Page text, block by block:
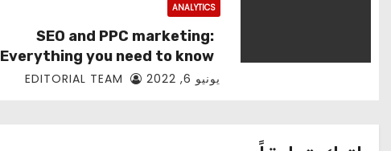
ANALYTICS
SEO and PPC marketing:
Everything you need to know
يونيو 6, 2022